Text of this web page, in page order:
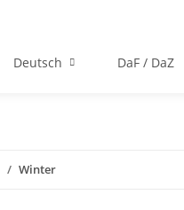
Deutsch DaF / DaZ
Winter